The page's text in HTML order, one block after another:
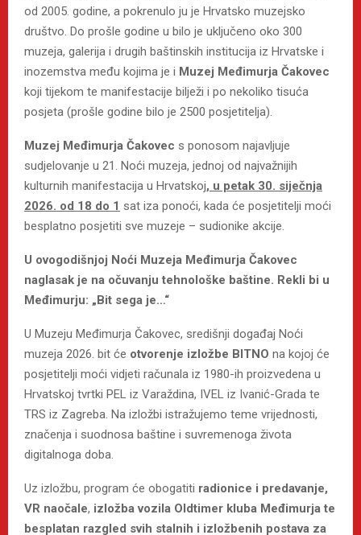
od 2005. godine, a pokrenulo ju je Hrvatsko muzejsko
društvo. Do prošle godine u bilo je uključeno oko 300
muzeja, galerija i drugih baštinskih institucija iz Hrvatske i
inozemstva među kojima je i Muzej Međimurja Čakovec
koji tijekom te manifestacije bilježi i po nekoliko tisuća
posjeta (prošle godine bilo je 2500 posjetitelja).
Muzej Međimurja Čakovec s ponosom najavljuje
sudjelovanje u 21. Noći muzeja, jednoj od najvažnijih
kulturnih manifestacija u Hrvatskoj, u petak 30. siječnja
2026. od 18 do 1 sat iza ponoći, kada će posjetitelji moći
besplatno posjetiti sve muzeje – sudionike akcije.
U ovogodišnjoj Noći Muzeja Međimurja Čakovec
naglasak je na očuvanju tehnološke baštine. Rekli bi u
Međimurju: „Bit sega je…“
U Muzeju Međimurja Čakovec, središnji događaj Noći
muzeja 2026. bit će otvorenje izložbe BITNO na kojoj će
posjetitelji moći vidjeti računala iz 1980-ih proizvedena u
Hrvatskoj tvrtki PEL iz Varaždina, IVEL iz Ivanić-Grada te
TRS iz Zagreba. Na izložbi istražujemo teme vrijednosti,
značenja i suodnosa baštine i suvremenoga života
digitalnoga doba.
Uz izložbu, program će obogatiti radionice i predavanje,
VR naočale, izložba vozila Oldtimer kluba Međimurja te
besplatan razgled svih stalnih i izložbenih postava za